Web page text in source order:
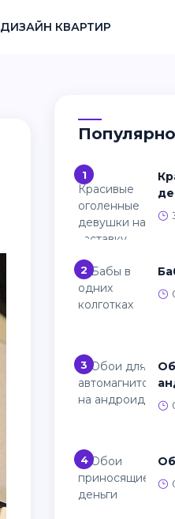
ДИЗАЙН КВАРТИР
1
Красивые оголенные
2
3
Обои для автомагнитолы на
4